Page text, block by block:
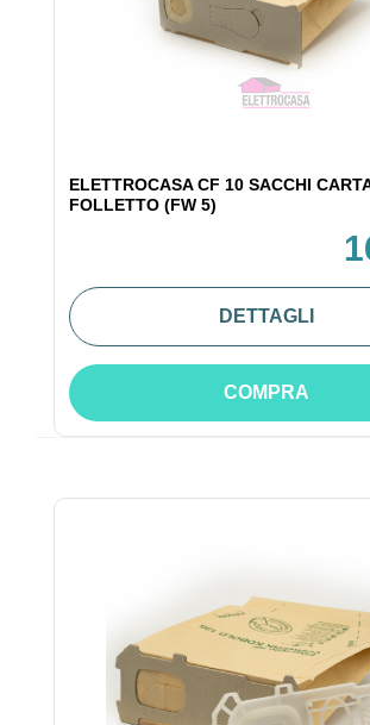
ELETTROCASA CF 10 SACCHI
FOLLETTO (FW 5)
DETTAGLI
COMPRA